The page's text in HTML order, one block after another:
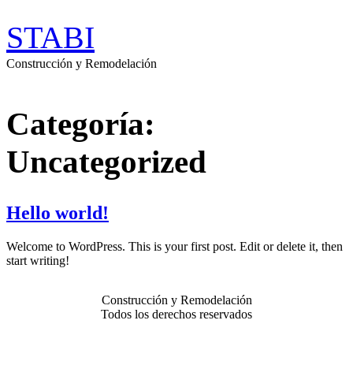
STABI
Construcción y Remodelación
Categoría:
Uncategorized
Hello world!
Welcome to WordPress. This is your first post. Edit or delete it, then
start writing!
Construcción y Remodelación
Todos los derechos reservados